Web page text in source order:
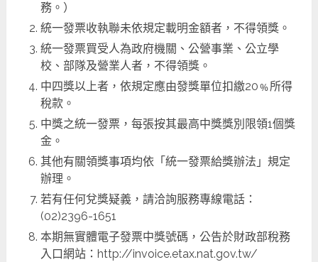
務。）
統一發票收執聯未依規定載明金額者，不得領獎。
統一發票買受人為政府機關、公營事業、公立學
校、部隊及營業人者，不得領獎。
中四獎以上者，依規定應由發獎單位扣繳20﹪所得
稅款。
中獎之統一發票，每張按其最高中獎獎別限領1個獎
金。
其他有關領獎事項均依「統一發票給獎辦法」規定
辦理。
若有任何兌獎疑義，請洽詢服務專線電話：
(02)2396-1651
本期無實體電子發票中獎號碼，公告於財政部稅務
入口網站：http://invoice.etax.nat.gov.tw/